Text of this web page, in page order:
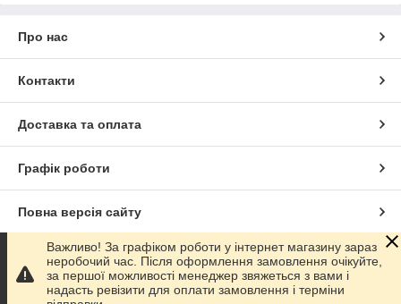
Про нас
Контакти
Доставка та оплата
Графік роботи
Повна версія сайту
Сайт створено на маркетплейсіProm.ua
Політика конфіденційності
Важливо! За графіком роботи у інтернет магазину зараз
неробочий час. Після оформлення замовлення очікуйте,
за першої можливості менеджер звяжеться з вами і
надасть ревізити для оплати замовлення і терміни